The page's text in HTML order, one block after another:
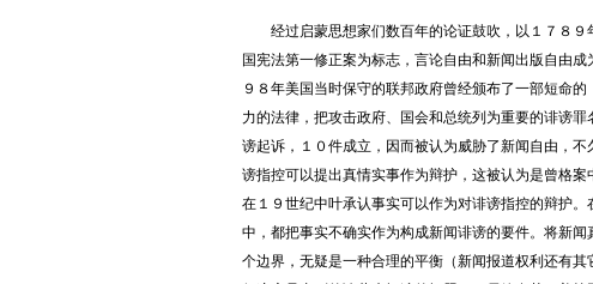
经过启蒙思想家们数百年的论证鼓吹，以１７８９
国宪法第一修正案为标志，言论自由和新闻出版自由
９８年美国当时保守的联邦政府曾经颁布了一部短命
力的法律，把攻击政府、国会和总统列为重要的诽谤
谤起诉，１０件成立，因而被认为威胁了新闻自由，
谤指控可以提出真情实事作为辩护，这被认为是曾格案
在１９世纪中叶承认事实可以作为对诽谤指控的辩护
中，都把事实不确实作为构成新闻诽谤的要件。将新
个边界，无疑是一种合理的平衡（新闻报道权利还有其